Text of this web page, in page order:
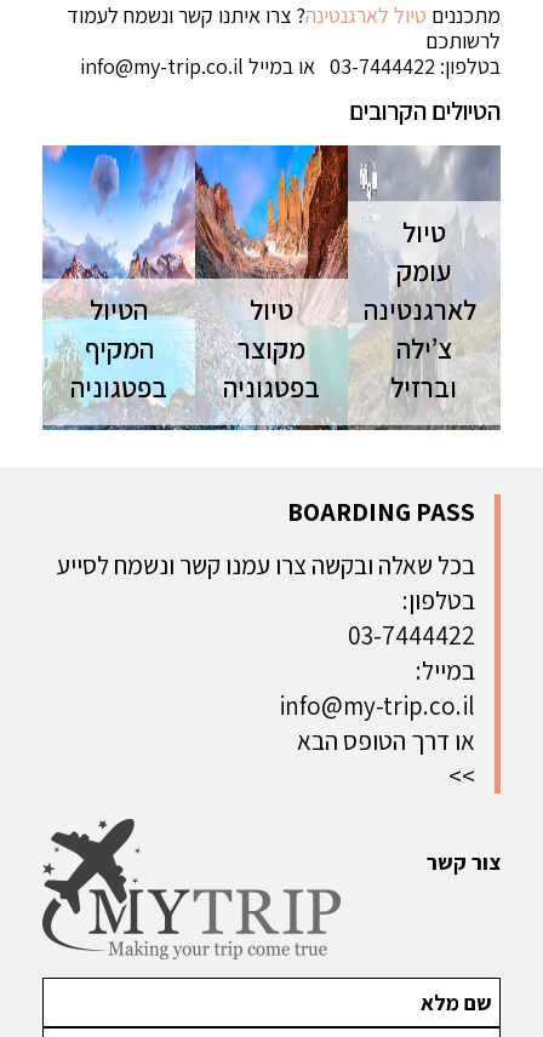
מתכננים טיול לארגנטינה? צרו איתנו קשר ונשמח לעמוד
לרשותכם
בטלפון: 03-7444422 או במייל
info@my-trip.co.il
הטיולים הקרובים
טיול
עומק
לארגנטינה
צ’ילה
וברזיל
ארגנטינה
נובמבר מסע
בלתי נשכח
בין הנופים
היפים בעולם
טיול
מקוצר
בפטגוניה
טיול מקוצר
היפיפה, דרך
הערים
הססגוניות
והפארקים
והטבע
הטיול
המקיף
בפטגוניה
מסע מעמיק
המדהים
ביופיו, בין
צור קשר
BOARDING PASS
בכל שאלה ובקשה צרו עמנו קשר ונשמח לסייע
בטלפון:
03-7444422
במייל:
info@my-trip.co.il
או דרך הטופס הבא
>>